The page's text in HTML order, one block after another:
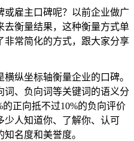
或雇主口碑呢？以前企业做广
去衡量结果，这种衡量方式单
非常简化的方式，跟大家分享
纵坐标轴衡量企业的口碑。
、负向词等关键词的语义分
正向抵不过10%的负向评价
少人知道你、了解你、认可
名度和美誉度。